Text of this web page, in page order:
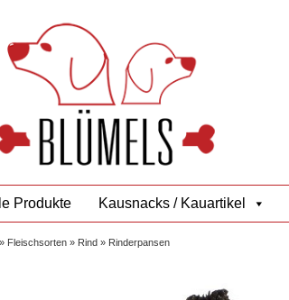
Produkte Kausnacks / Kauartikel
» Fleischsorten » Rind » Rinderpansen